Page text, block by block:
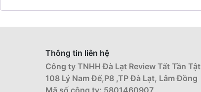
Thông tin liên hệ
Công ty TNHH Đà Lạt Review Tất Tần Tật
108 Lý Nam Đế,P8 ,TP Đà Lạt, Lâm Đồng
Mã số công ty: 5801460907